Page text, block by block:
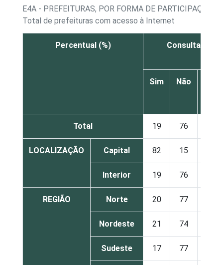
E4A - PREFEITURAS, POR FORMA DE PARTICIPAÇÃO
Total de prefeituras com acesso à Internet
Percentual (%) Consulta
Sim Não
Total 19 76
LOCALIZAÇÃO Capital 82 15
Interior 19 76
REGIÃO Norte 20 77
Nordeste 21 74
Sudeste 17 77